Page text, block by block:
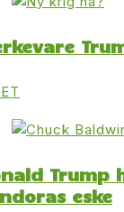
Trump
eske